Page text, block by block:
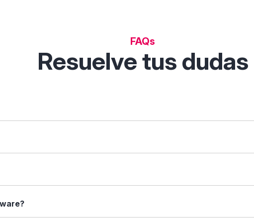
FAQs
Resuelve tus dudas
que te permite descubrir, comparar y analizar soluciones digitales
de filtrado inteligentes.
función que necesites ("gestión de clientes") o tu sector
"Comparar". Verás una tabla con sus características enfrentadas:
a tu caso.